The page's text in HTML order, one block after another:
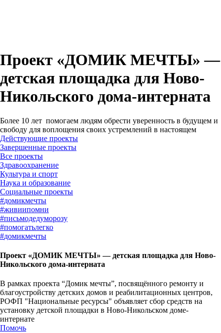
Проект «ДОМИК МЕЧТЫ» —
детская площадка для Ново-
Никольского дома-интерната
Более 10 лет помогаем людям обрести уверенность в будущем и
свободу для воплощения своих устремлений в настоящем
Действующие проекты
Завершенные проекты
#домикмечты
#живиипомни
#письмодедуморозу
#помогатьлегко
#домикмечты
Проект «ДОМИК МЕЧТЫ» — детская площадка для Ново-
Никольского дома-интерната
В рамках проекта “Домик мечты”, посвящённого ремонту и
благоустройству детских домов и реабилитационных центров,
РОФП "Национальные ресурсы" объявляет сбор средств на
установку детской площадки в Ново-Никольском доме-
интернате
Помочь